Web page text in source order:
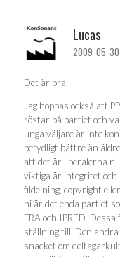
Lucas
2009-05-
Det är bra.
Jag hoppas också att
röstar på partiet och
unga väljare är inte
betydligt bättre än
att det är liberalerna
viktiga är integritet
fildelning, copyright
ni är det enda partiet
FRA och IPRED.
ställning till. Den andra
snacket om